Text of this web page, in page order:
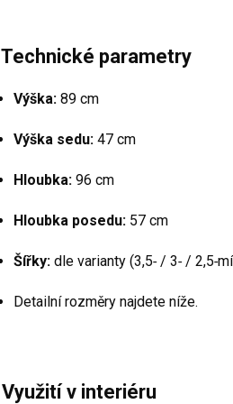
Technické parametry
Výška: 89 cm
Výška sedu: 47 cm
Hloubka: 96 cm
Hloubka posedu: 57 cm
Šířky: dle varianty (3,5‑ / 3‑ /
Detailní rozměry najdete níže.
Využití v interiéru